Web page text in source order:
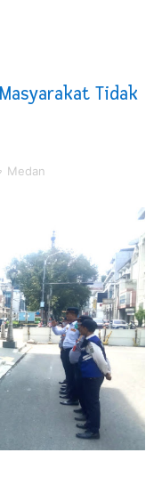
Antisipasi Banjir
Taput JTP
Tidak
Medan